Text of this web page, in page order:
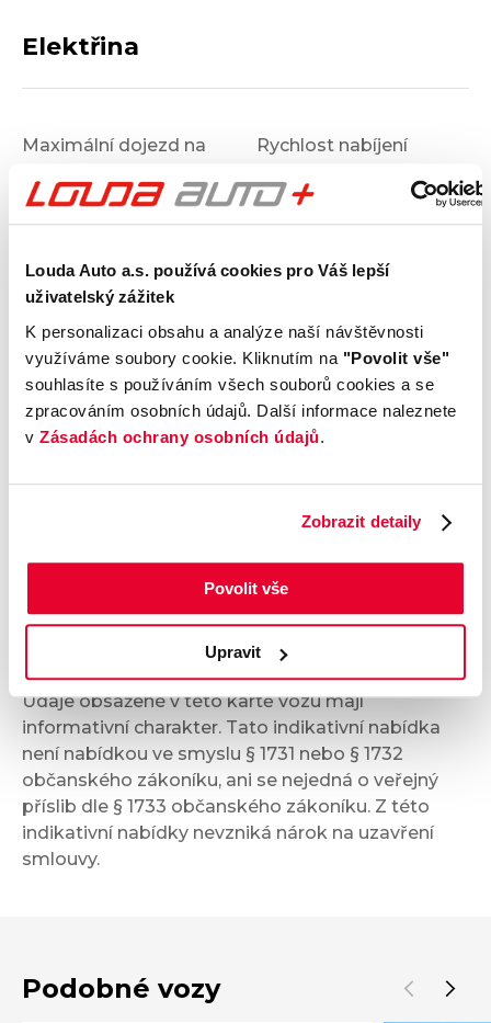
Louda Auto a.s. používá cookies pro Váš lepší
uživatelský zážitek
K personalizaci obsahu a analýze naší návštěvnosti
využíváme soubory cookie. Kliknutím na "Povolit vše"
souhlasíte s používáním všech souborů cookies a se
zpracováním osobních údajů. Další informace naleznete
v Zásadách ochrany osobních údajů.
Zobrazit detaily
Povolit vše
Upravit
Elektřina
Maximální dojezd na
312km
Rychlost nabíjení
Kapacita baterie
Tepelné čerpadlo
Vozidlo jako zdroj
Předehřev baterie
Výbava
Bezpečnost a technika
Údaje obsažené v této kartě vozu mají
informativní charakter. Tato indikativní nabídka
není nabídkou ve smyslu § 1731 nebo § 1732
občanského zákoníku, ani se nejedná o veřejný
příslib dle § 1733 občanského zákoníku. Z této
indikativní nabídky nevzniká nárok na uzavření
smlouvy.
Podobné vozy